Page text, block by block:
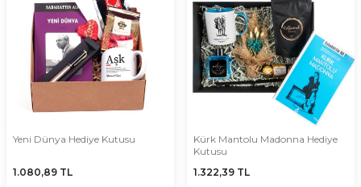
Yeni Dünya Hediye Kutusu
1.080,89 TL
Kürk Mantolu Madonna Hediye
Kutusu
1.322,39 TL